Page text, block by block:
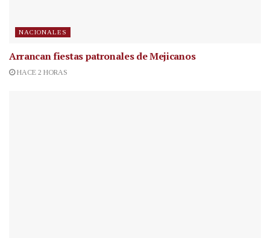
NACIONALES
Arrancan fiestas patronales de Mejicanos
HACE 2 HORAS